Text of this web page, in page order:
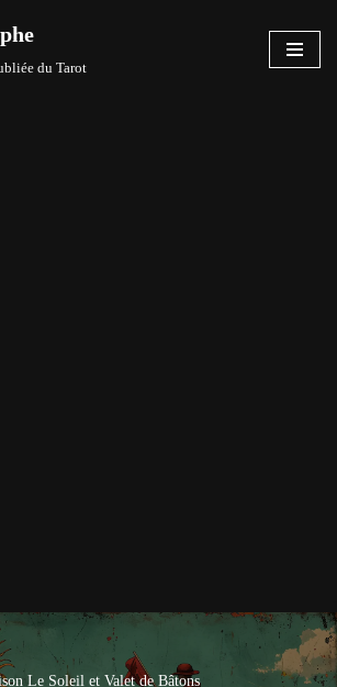
du Tarot
Le Soleil et Valet de Bâtons